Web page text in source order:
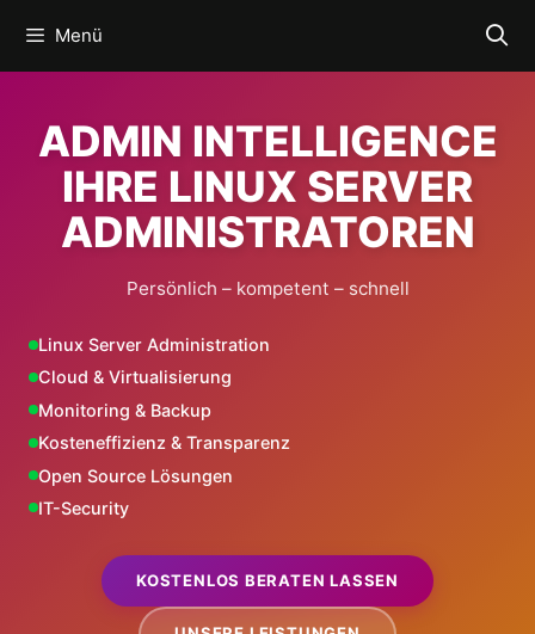
Inhalt
springen
Menü
ADMIN INTELLIGENCE
IHRE LINUX SERVER
ADMINISTRATOREN
Persönlich – kompetent – schnell
Linux Server Administration
Cloud & Virtualisierung
Monitoring & Backup
Kosteneffizienz & Transparenz
Open Source Lösungen
IT-Security
KOSTENLOS BERATEN LASSEN